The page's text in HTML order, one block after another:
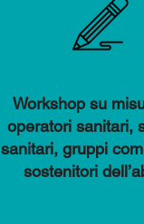
Workshop su
operatori sanitari,
sanitari, gruppi
sostenitori